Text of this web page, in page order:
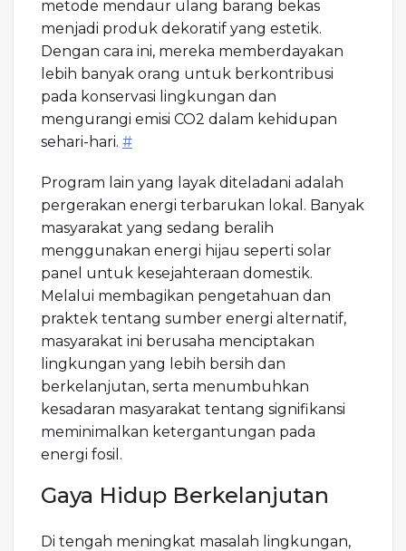
metode mendaur ulang barang bekas
menjadi produk dekoratif yang estetik.
Dengan cara ini, mereka memberdayakan
lebih banyak orang untuk berkontribusi
pada konservasi lingkungan dan
mengurangi emisi CO2 dalam kehidupan
sehari-hari. #
Program lain yang layak diteladani adalah
pergerakan energi terbarukan lokal. Banyak
masyarakat yang sedang beralih
menggunakan energi hijau seperti solar
panel untuk kesejahteraan domestik.
Melalui membagikan pengetahuan dan
praktek tentang sumber energi alternatif,
masyarakat ini berusaha menciptakan
lingkungan yang lebih bersih dan
berkelanjutan, serta menumbuhkan
kesadaran masyarakat tentang signifikansi
meminimalkan ketergantungan pada
energi fosil.
Gaya Hidup Berkelanjutan
Di tengah meningkat masalah lingkungan,